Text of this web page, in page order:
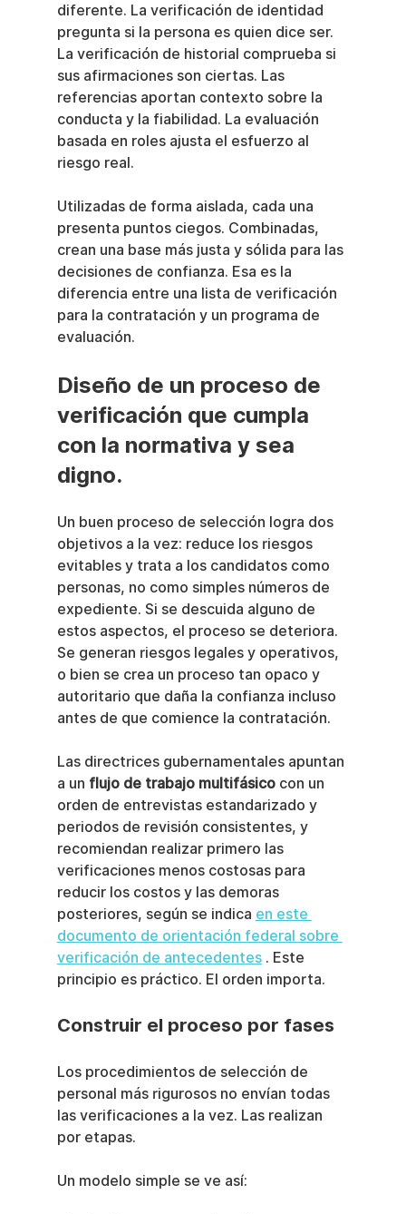
diferente. La verificación de identidad
pregunta si la persona es quien dice ser.
La verificación de historial comprueba si
sus afirmaciones son ciertas. Las
referencias aportan contexto sobre la
conducta y la fiabilidad. La evaluación
basada en roles ajusta el esfuerzo al
riesgo real.
Utilizadas de forma aislada, cada una
presenta puntos ciegos. Combinadas,
crean una base más justa y sólida para las
decisiones de confianza. Esa es la
diferencia entre una lista de verificación
para la contratación y un programa de
evaluación.
Diseño de un proceso de
verificación que cumpla
con la normativa y sea
digno.
Un buen proceso de selección logra dos
objetivos a la vez: reduce los riesgos
evitables y trata a los candidatos como
personas, no como simples números de
expediente. Si se descuida alguno de
estos aspectos, el proceso se deteriora.
Se generan riesgos legales y operativos,
o bien se crea un proceso tan opaco y
autoritario que daña la confianza incluso
antes de que comience la contratación.
Las directrices gubernamentales apuntan
a un flujo de trabajo multifásico con un
orden de entrevistas estandarizado y
periodos de revisión consistentes, y
recomiendan realizar primero las
verificaciones menos costosas para
reducir los costos y las demoras
posteriores, según se indica en este
documento de orientación federal sobre
verificación de antecedentes . Este
principio es práctico. El orden importa.
Construir el proceso por fases
Los procedimientos de selección de
personal más rigurosos no envían todas
las verificaciones a la vez. Las realizan
por etapas.
Un modelo simple se ve así: